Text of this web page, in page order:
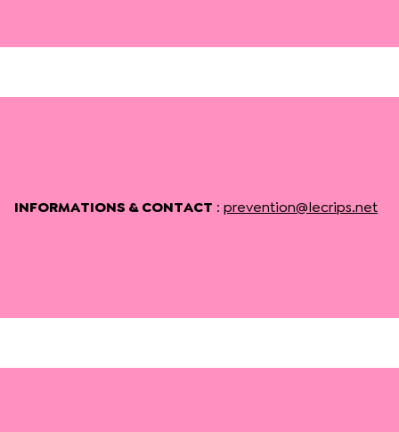
INFORMATIONS & CONTACT : prevention@lecrips.net